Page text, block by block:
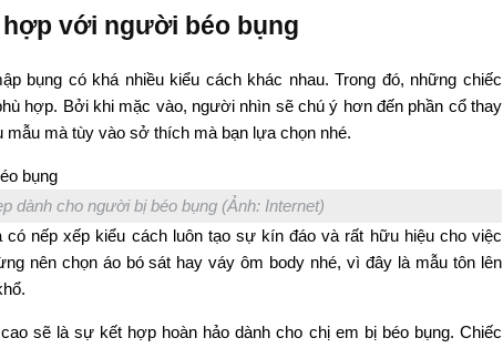
với người béo bụng
bụng có khá nhiều kiểu cách khác nhau. Trong đó, những chiếc
hợp. Bởi khi mặc vào, người nhìn sẽ chú ý hơn đến phần cổ thay
mẫu mà tùy vào sở thích mà bạn lựa chọn nhé.
dành cho người bị béo bụng (Ảnh: Internet)
nếp xếp kiểu cách luôn tạo sự kín đáo và rất hữu hiệu cho việc
nên chọn áo bó sát hay váy ôm body nhé, vì đây là mẫu tôn lên
sẽ là sự kết hợp hoàn hảo dành cho chị em bị béo bụng. Chiếc